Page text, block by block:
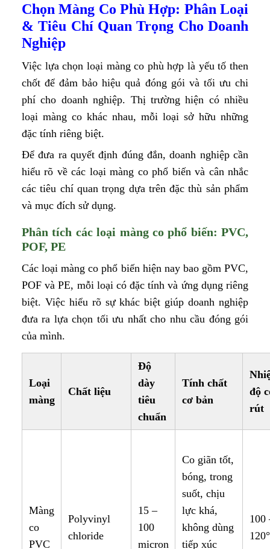
Chọn Màng Co Phù Hợp: Phân Loại
& Tiêu Chí Quan Trọng Cho Doanh
Nghiệp
Việc lựa chọn loại màng co phù hợp là yếu tố then
chốt để đảm bảo hiệu quả đóng gói và tối ưu chi
phí cho doanh nghiệp. Thị trường hiện có nhiều
loại màng co khác nhau, mỗi loại sở hữu những
đặc tính riêng biệt.
Để đưa ra quyết định đúng đắn, doanh nghiệp cần
hiểu rõ về các loại màng co phổ biến và cân nhắc
các tiêu chí quan trọng dựa trên đặc thù sản phẩm
và mục đích sử dụng.
Phân tích các loại màng co phổ biến: PVC,
POF, PE
Các loại màng co phổ biến hiện nay bao gồm PVC,
POF và PE, mỗi loại có đặc tính và ứng dụng riêng
biệt. Việc hiểu rõ sự khác biệt giúp doanh nghiệp
đưa ra lựa chọn tối ưu nhất cho nhu cầu đóng gói
của mình.
Loại
màng
Chất liệu
Độ
dày
tiêu
chuẩn
Tính chất
cơ bản
độ
rút
Màng
co
PVC
Polyvinyl
chloride
15 –
100
micron
Co giãn tốt,
bóng, trong
suốt, chịu
lực khá,
không dùng
tiếp xúc
100